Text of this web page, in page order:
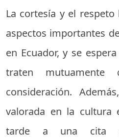
La cortesía y el
aspectos importantes
en Ecuador, y se
traten mutuamente
consideración.
valorada en la cultura
tarde a una cita